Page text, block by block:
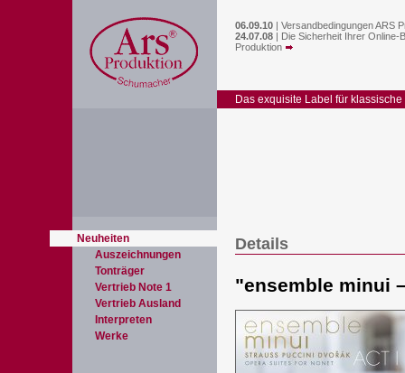
06.09.10 | Versandbedingungen ARS
24.07.08 | Die Sicherheit Ihrer Online-
Produktion
Das exquisite Label für klassische
Neuheiten
Auszeichnungen
Tonträger
Vertrieb Note 1
Vertrieb Ausland
Interpreten
Werke
Details
"ensemble minui